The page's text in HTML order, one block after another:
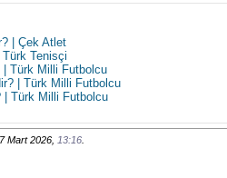
| Çek Atlet
Tenisçi
| Türk Milli Futbolcu
| Türk Milli Futbolcu
| Türk Milli Futbolcu
Mart 2026, 13:16